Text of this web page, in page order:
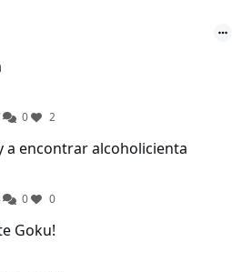
0 2
a encontrar alcoholicienta
0 0
Goku!